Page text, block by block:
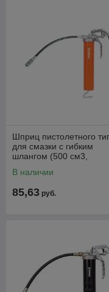
Шприц пистолетного
для смазки с гибким
шлангом (500 см3,
Groz V5F/B/SL
В наличии
85,63 руб.